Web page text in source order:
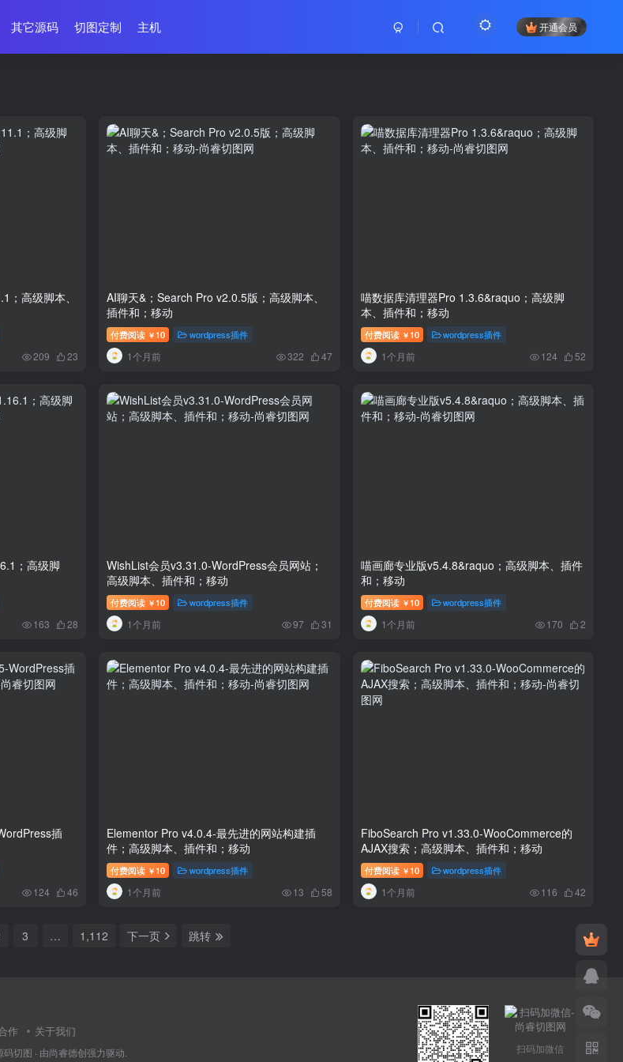
其它源码 切图定制 主机 开通会员
；高级脚本、
209 23
AI聊天&；Search Pro v2.0.5版；高级脚本、
插件和；移动
付费阅读 ￥ 10 wordpress插件
1个月前 322 47
喵数据库清理器Pro 1.3.6&raquo；高级脚
本、插件和；移动
付费阅读 ￥ 10 wordpress插件
1个月前 124 52
；高级脚
163 28
WishList会员v3.31.0-WordPress会员网站；
高级脚本、插件和；移动
付费阅读 ￥ 10 wordpress插件
1个月前 97 31
喵画廊专业版v5.4.8&raquo；高级脚本、插件
和；移动
付费阅读 ￥ 10 wordpress插件
1个月前 170 2
插
124 46
Elementor Pro v4.0.4-最先进的网站构建插
件；高级脚本、插件和；移动
付费阅读 ￥ 10 wordpress插件
1个月前 13 58
FiboSearch Pro v1.33.0-WooCommerce的
AJAX搜索；高级脚本、插件和；移动
付费阅读 ￥ 10 wordpress插件
1个月前 116 42
3 … 1,112 下一页 跳转
作 关于我们
码切图 · 由尚睿德创强力驱动. 扫码加微信